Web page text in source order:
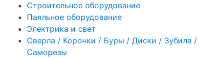
Строительное оборудование
Паяльное оборудование
Электрика и свет
Сверла / Коронки / Буры / Диски / Зубила /
Саморезы